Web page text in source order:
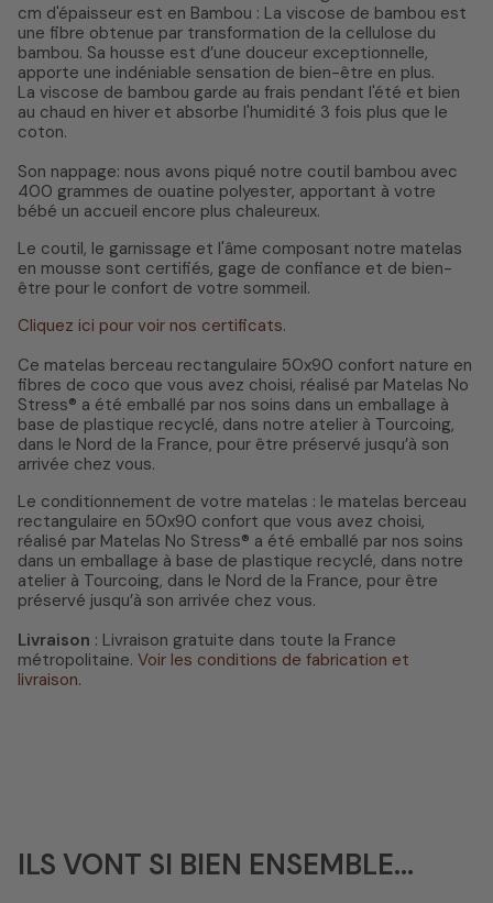
cm d'épaisseur est en Bambou : La viscose de bambou est
une fibre obtenue par transformation de la cellulose du
bambou. Sa housse est d’une douceur exceptionnelle,
apporte une indéniable sensation de bien-être en plus.
La viscose de bambou garde au frais pendant l'été et bien
au chaud en hiver et absorbe l'humidité 3 fois plus que le
coton.
Son nappage: nous avons piqué notre coutil bambou avec
400 grammes de ouatine polyester, apportant à votre
bébé un accueil encore plus chaleureux.
Le coutil, le garnissage et l'âme composant notre matelas
en mousse sont certifiés, gage de confiance et de bien-
être pour le confort de votre sommeil.
Cliquez ici pour voir nos certificats.
Ce matelas berceau rectangulaire 50x90 confort nature en
fibres de coco que vous avez choisi, réalisé par Matelas No
Stress® a été emballé par nos soins dans un emballage à
base de plastique recyclé, dans notre atelier à Tourcoing,
dans le Nord de la France, pour être préservé jusqu’à son
arrivée chez vous.
Le conditionnement de votre matelas : le matelas berceau
rectangulaire en 50x90 confort que vous avez choisi,
réalisé par Matelas No Stress® a été emballé par nos soins
dans un emballage à base de plastique recyclé, dans notre
atelier à Tourcoing, dans le Nord de la France, pour être
préservé jusqu’à son arrivée chez vous.
Livraison : Livraison gratuite dans toute la France
métropolitaine. Voir les conditions de fabrication et
livraison.
ILS VONT SI BIEN ENSEMBLE...